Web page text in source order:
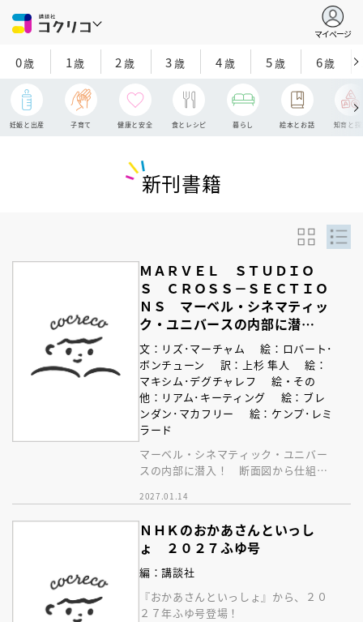
マイページ
0歳 1歳 2 歳 3歳 4歳 5歳 6歳
妊娠と出産 子育て 健康と安全 食とレシピ 暮らし 絵本とお話 知育と探
新刊書籍
ＭＡＲＶＥＬ ＳＴＵＤＩＯ
Ｓ ＣＲＯＳＳ－ＳＥＣＴＩＯ
ＮＳ マーベル・シネマティッ
ク・ユニバースの内部に潜
入！ 断面図から仕組みまでを
徹底解析
文：リズ･マーチャム
絵：ロバート･
ボンチューン
訳：上杉 隼人
絵：
マキシム･デグチャレフ
絵・その
他：リアム･キーティング
絵：ブレ
ンダン･マカフリー
絵：ケンプ･レミ
ラード
マーベル・シネマティック・ユニバー
スの内部に潜入！ 断面図から仕組み
た秘密を徹底解析！
2027.01.14
ＮＨＫのおかあさんといっし
ょ ２０２７ふゆ号
編：講談社
『おかあさんといっしょ』から、２０
２７年ふゆ号登場！